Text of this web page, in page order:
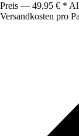
Preis — 49,95 € *
Versandkosten pro